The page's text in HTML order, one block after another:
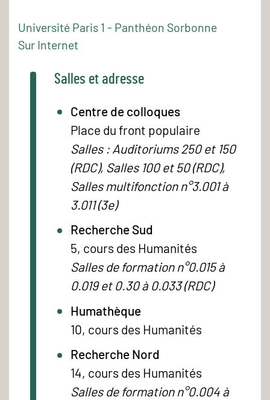
Université Paris 1 - Panthéon Sorbonne
Sur Internet
Salles et adresse
Centre de colloques
Place du front populaire
Salles : Auditoriums 250 et 150
(RDC), Salles 100 et 50 (RDC),
Salles multifonction n°3.001 à
3.011 (3e)
Recherche Sud
5, cours des Humanités
Salles de formation n°0.015 à
0.019 et 0.30 à 0.033 (RDC)
Humathèque
10, cours des Humanités
Recherche Nord
14, cours des Humanités
Salles de formation n°0.004 à